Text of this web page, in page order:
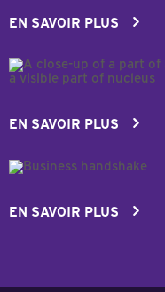
EN SAVOIR PLUS
EN SAVOIR PLUS
EN SAVOIR PLUS